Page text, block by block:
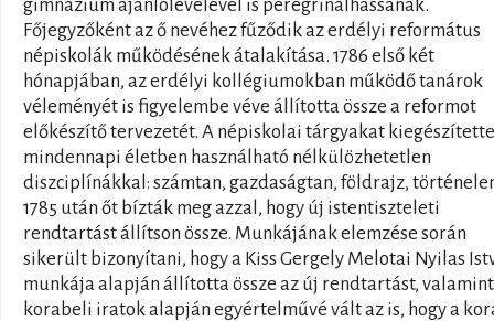
gimnázium ajánlólevelével is peregrinálhassanak.
Főjegyzőként az ő nevéhez fűződik az erdélyi református
népiskolák működésének átalakítása. 1786 első két
hónapjában, az erdélyi kollégiumokban működő tanárok
véleményét is figyelembe véve állította össze a reformot
előkészítő tervezetét. A népiskolai tárgyakat
mindennapi életben használható nélkülözhetetlen
diszciplínákkal: számtan, gazdaságtan, földrajz,
1785 után őt bízták meg azzal, hogy új istentiszteleti
rendtartást állítson össze. Munkájának elemzése során
sikerült bizonyítani, hogy a Kiss Gergely Melotai Nyilas
munkája alapján állította össze az új rendtartást,
korabeli iratok alapján egyértelművé vált az is, hogy a